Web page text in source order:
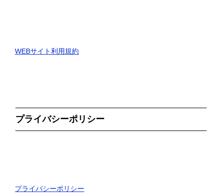
WEBサイト利用規約
プライバシーポリシー
プライバシーポリシー